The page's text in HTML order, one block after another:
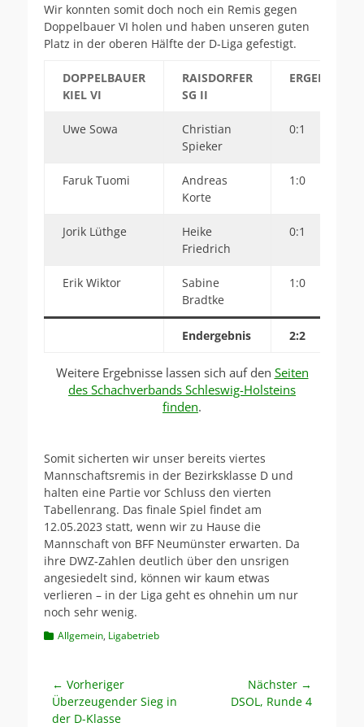
Wir konnten somit doch noch ein Remis gegen
Doppelbauer VI holen und haben unseren guten
Platz in der oberen Hälfte der D-Liga gefestigt.
DOPPELBAUER
KIEL VI
RAISDORFER
SG II
ERGEBNIS
Uwe Sowa
Christian
Spieker
0:1
Faruk Tuomi
Andreas
Korte
1:0
Jorik Lüthge
Heike
Friedrich
0:1
Erik Wiktor
Sabine
Bradtke
1:0
Endergebnis 2:2
Weitere Ergebnisse lassen sich auf den Seiten
des Schachverbands Schleswig-Holsteins
finden.
Somit sicherten wir unser bereits viertes
Mannschaftsremis in der Bezirksklasse D und
halten eine Partie vor Schluss den vierten
Tabellenrang. Das finale Spiel findet am
12.05.2023 statt, wenn wir zu Hause die
Mannschaft von BFF Neumünster erwarten. Da
ihre DWZ-Zahlen deutlich über den unsrigen
angesiedelt sind, können wir kaum etwas
verlieren – in der Liga geht es ohnehin um nur
noch sehr wenig.
Kategorien
Allgemein, Ligabetrieb
Beitragsnavigation
← Vorheriger
Vorheriger
Beitrag:
Überzeugender Sieg in
der D-Klasse
Nächster →
DSOL, Runde 4